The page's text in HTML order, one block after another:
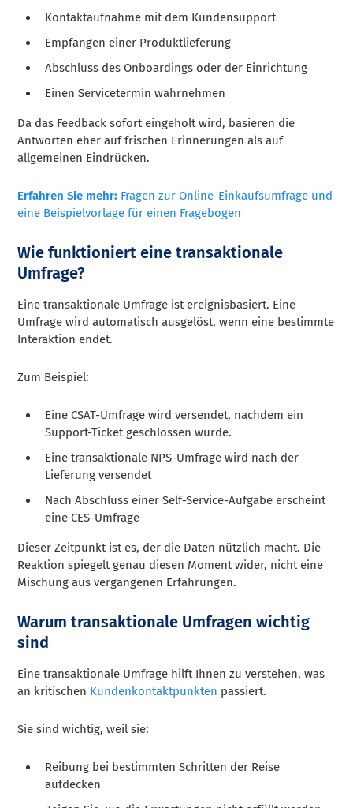
Kontaktaufnahme mit dem Kundensupport
Empfangen einer Produktlieferung
Abschluss des Onboardings oder der Einrichtung
Einen Servicetermin wahrnehmen
Da das Feedback sofort eingeholt wird, basieren die
Antworten eher auf frischen Erinnerungen als auf
allgemeinen Eindrücken.
Erfahren Sie mehr: Fragen zur Online-Einkaufsumfrage und
eine Beispielvorlage für einen Fragebogen
Wie funktioniert eine transaktionale
Umfrage?
Eine transaktionale Umfrage ist ereignisbasiert. Eine
Umfrage wird automatisch ausgelöst, wenn eine bestimmte
Interaktion endet.
Zum Beispiel:
Eine CSAT-Umfrage wird versendet, nachdem ein
Support-Ticket geschlossen wurde.
Eine transaktionale NPS-Umfrage wird nach der
Lieferung versendet
Nach Abschluss einer Self-Service-Aufgabe erscheint
eine CES-Umfrage
Dieser Zeitpunkt ist es, der die Daten nützlich macht. Die
Reaktion spiegelt genau diesen Moment wider, nicht eine
Mischung aus vergangenen Erfahrungen.
Warum transaktionale Umfragen wichtig
sind
Eine transaktionale Umfrage hilft Ihnen zu verstehen, was
an kritischen Kundenkontaktpunkten passiert.
Sie sind wichtig, weil sie:
Reibung bei bestimmten Schritten der Reise
aufdecken